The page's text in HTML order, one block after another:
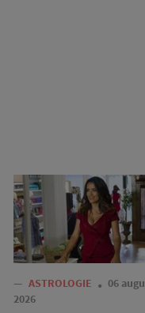
— ASTROLOGIE
06
2026